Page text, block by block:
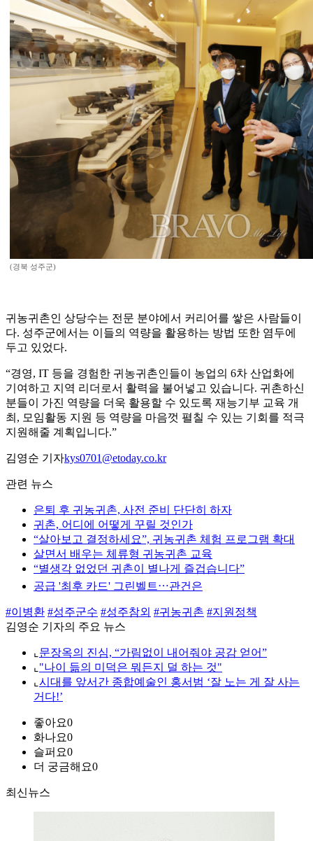
(경북 성주군)
귀농귀촌인 상당수는 전문 분야에서 커리어를 쌓은 사람들이
다. 성주군에서는 이들의 역량을 활용하는 방법 또한 염두에
두고 있었다.
“경영, IT 등을 경험한 귀농귀촌인들이 농업의 6차 산업화에
기여하고 지역 리더로서 활력을 불어넣고 있습니다. 귀촌하신
분들이 가진 역량을 더욱 활용할 수 있도록 재능기부 교육 개
최, 모임활동 지원 등 역량을 마음껏 펼칠 수 있는 기회를 적극
지원해줄 계획입니다.”
김영순 기자kys0701@etoday.co.kr
관련 뉴스
은퇴 후 귀농귀촌, 사전 준비 단단히 하자
귀촌, 어디에 어떻게 꾸릴 것인가
“살아보고 결정하세요”, 귀농귀촌 체험 프로그램 확대
살면서 배우는 체류형 귀농귀촌 교육
“별생각 없었던 귀촌이 별나게 즐겁습니다”
공급 '최후 카드' 그린벨트⋯관건은
#이병환 #성주군수 #성주참외 #귀농귀촌 #지원정책
김영순 기자의 주요 뉴스
⌞ 문장옥의 진심, “가림없이 내어줘야 공감 얻어”
⌞ "나이 듦의 미덕은 뭐든지 덜 하는 것"
⌞ 시대를 앞서간 종합예술인 홍서범 ‘잘 노는 게 잘 사는
거다!’
좋아요0
화나요0
슬퍼요0
더 궁금해요0
최신뉴스